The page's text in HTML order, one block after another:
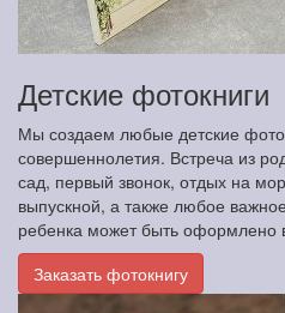
Детские фотокниги
Мы создаем любые детские
совершеннолетия. Встреча из
сад, первый звонок, отдых на
выпускной, а также любое
ребенка может быть оформлено
Заказать фотокнигу